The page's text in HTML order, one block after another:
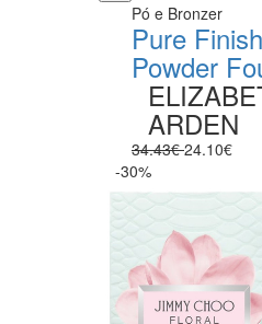
Pó e Bronzer
Pure
Powder
ARDEN
34.43€24.10€
-30%